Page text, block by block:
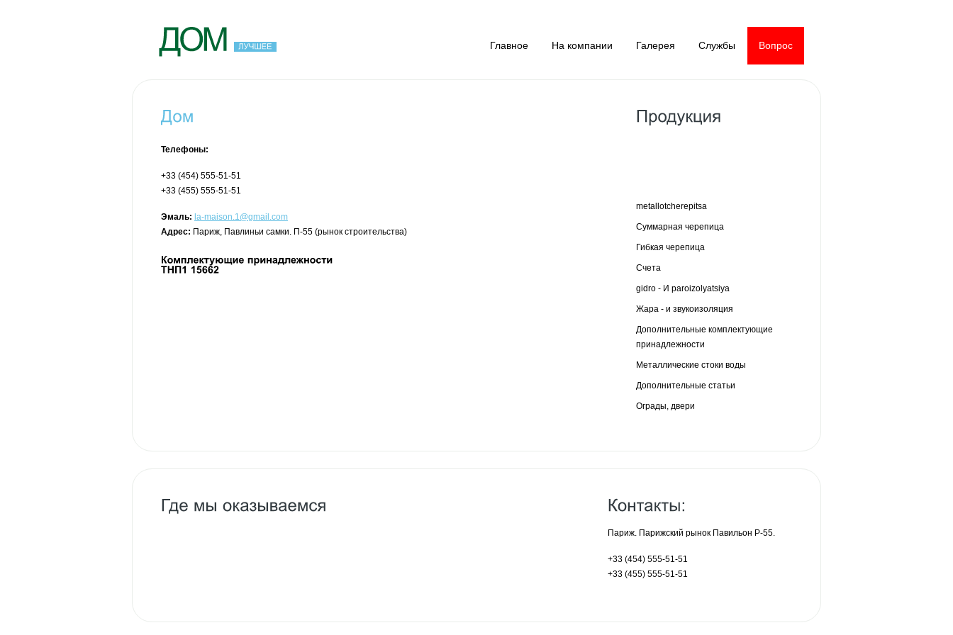
Главное На компании Галерея Службы Вопрос
Телефоны:
+33 (454) 555-51-51
+33 (455) 555-51-51
Эмаль: la-maison.1@gmail.com
Адрес: Париж, Павлиньи самки. П-55 (рынок строительства)
metallotcherepitsa
Суммарная черепица
Гибкая черепица
Счета
gidro - И paroizolyatsiya
Жара - и звукоизоляция
Дополнительные комплектующие
принадлежности
Металлические стоки воды
Дополнительные статьи
Ограды, двери
Париж. Парижский рынок Павильон P-55.
+33 (454) 555-51-51
+33 (455) 555-51-51